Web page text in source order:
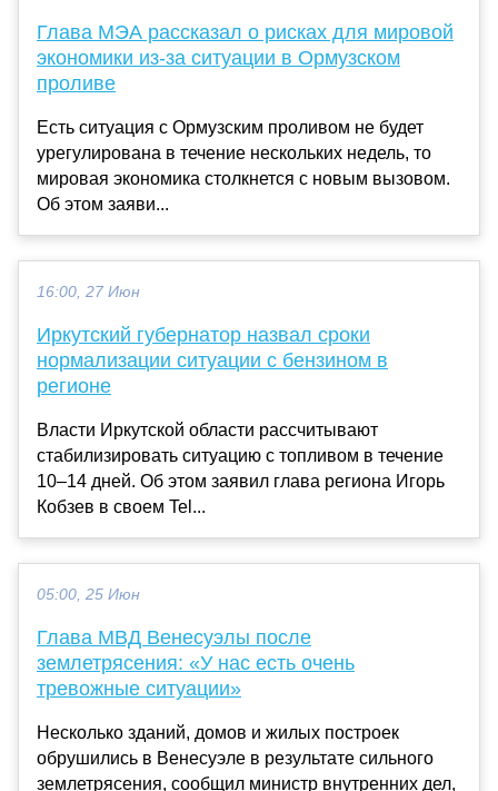
Глава МЭА рассказал о рисках для мировой
экономики из-за ситуации в Ормузском
проливе
Есть ситуация с Ормузским проливом не будет
урегулирована в течение нескольких недель, то
мировая экономика столкнется с новым вызовом.
Об этом заяви...
16:00, 27 Июн
Иркутский губернатор назвал сроки
нормализации ситуации с бензином в
регионе
Власти Иркутской области рассчитывают
стабилизировать ситуацию с топливом в течение
10–14 дней. Об этом заявил глава региона Игорь
Кобзев в своем Tel...
05:00, 25 Июн
Глава МВД Венесуэлы после
землетрясения: «У нас есть очень
тревожные ситуации»
Несколько зданий, домов и жилых построек
обрушились в Венесуэле в результате сильного
землетрясения, сообщил министр внутренних дел,